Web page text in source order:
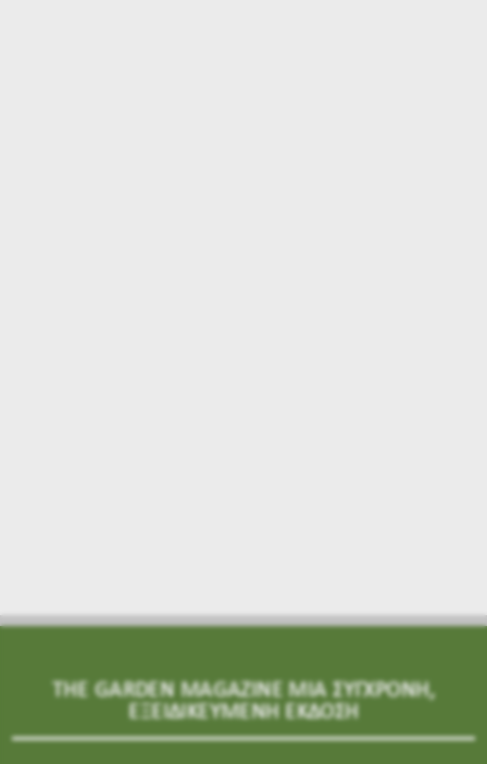
THE GARDEN MAGAZINE ΜΙΑ ΣΥΓΧΡΟΝΗ,
ΕΞΕΙΔΙΚΕΥΜΕΝΗ ΕΚΔΟΣΗ